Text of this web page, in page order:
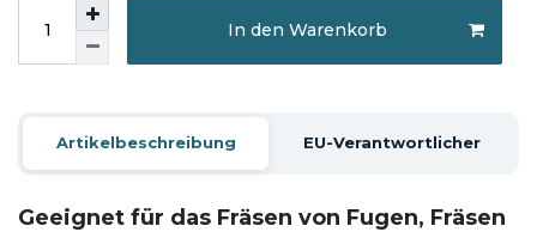
In den Warenkorb
Artikelbeschreibung EU-Verantwortlicher
Geeignet für das Fräsen von Fugen, Fräsen